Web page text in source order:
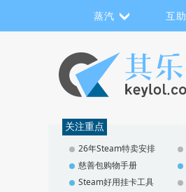
蒸汽 互助
关注重点
26年Steam特卖安排
慈善包购物手册
Steam好用挂卡工具